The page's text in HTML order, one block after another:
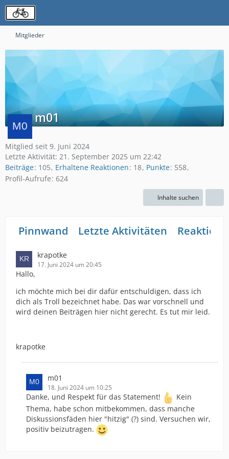
Mitglieder
m01
Mitglied seit 9. Juni 2024
Letzte Aktivität: 21. September 2025 um 22:42
Beiträge 105 Erhaltene Reaktionen 18 Punkte 558
Profil-Aufrufe 624
Inhalte suchen
Pinnwand Letzte Aktivitäten
krapotke
17. Juni 2024 um 20:45
Hallo,
ich möchte mich bei dir dafür entschuldigen, dass ich
dich als Troll bezeichnet habe. Das war vorschnell und
wird deinen Beiträgen hier nicht gerecht. Es tut mir leid.
krapotke
m01
18. Juni 2024 um 10:25
Danke, und Respekt für das Statement!
Kein
Thema, habe schon mitbekommen, dass manche
Diskussionsfäden hier "hitzig" (?) sind. Versuchen wir,
positiv beizutragen.